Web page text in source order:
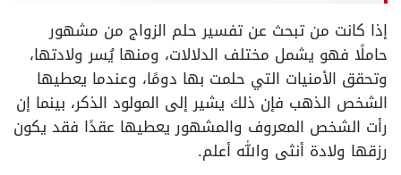
إذا كانت من تبحث عن تفسير حلم الزواج من مشهور
حاملًا فهو يشمل مختلف الدلالات، ومنها يُسر ولادتها،
وتحقق الأمنيات التي حلمت بها دومًا، وعندما يعطيها
الشخص الذهب فإن ذلك يشير إلى المولود الذكر، بينما إن
رأت الشخص المعروف والمشهور يعطيها عقدًا فقد يكون
رزقها ولادة أنثى والله أعلم.